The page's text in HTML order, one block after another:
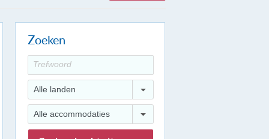
Zoeken
Alle landen
Alle accommodaties